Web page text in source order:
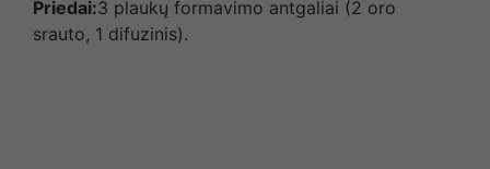
Priedai:3 plaukų formavimo antgaliai (2 oro
srauto, 1 difuzinis).